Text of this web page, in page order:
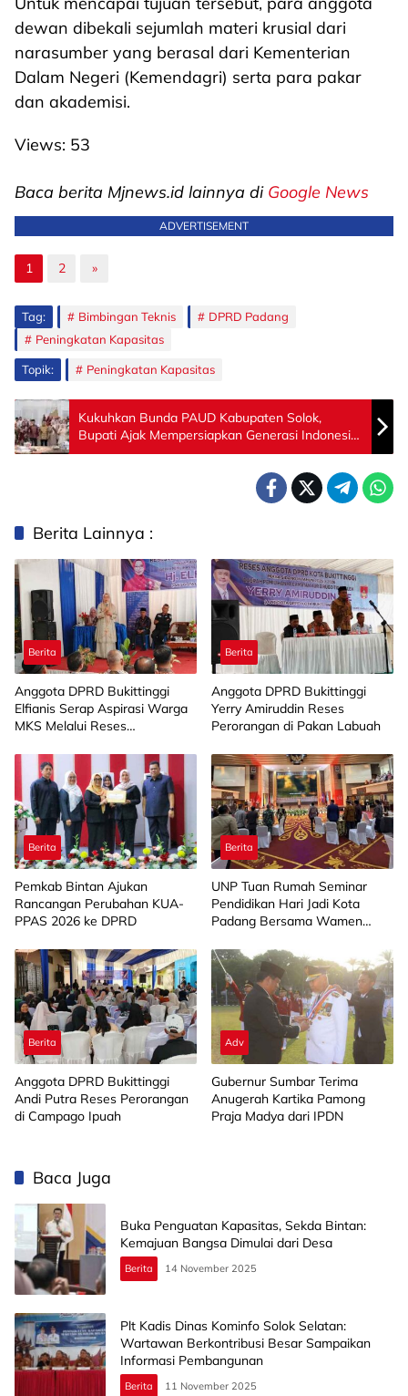
dewan dibekali sejumlah materi krusial dari
narasumber yang berasal dari Kementerian
Dalam Negeri (Kemendagri) serta para pakar
dan akademisi.
Views: 53
Baca berita Mjnews.id lainnya di Google News
ADVERTISEMENT
1 2 »
Tag: Bimbingan Teknis
DPRD Padang
Peningkatan Kapasitas
Topik: Peningkatan Kapasitas
Kukuhkan Bunda PAUD Kabupaten Solok,
Bupati Ajak Mempersiapkan Generasi Indonesia
Emas 2045
Berita Lainnya :
Berita
Anggota DPRD Bukittinggi
Elfianis Serap Aspirasi Warga
MKS Melalui Reses
Berita
Anggota DPRD Bukittinggi
Yerry Amiruddin Reses
Perorangan di Pakan Labuah
Berita
Pemkab Bintan Ajukan
Rancangan Perubahan KUA-
PPAS 2026 ke DPRD
Berita
UNP Tuan Rumah Seminar
Pendidikan Hari Jadi Kota
Padang Bersama Wamen
Malaysia
Berita
Anggota DPRD Bukittinggi
Andi Putra Reses Perorangan
di Campago Ipuah
Adv
Gubernur Sumbar Terima
Anugerah Kartika Pamong
Praja Madya dari IPDN
Baca Juga
Buka Penguatan Kapasitas, Sekda Bintan:
Kemajuan Bangsa Dimulai dari Desa
Berita 14 November 2025
Plt Kadis Dinas Kominfo Solok Selatan:
Wartawan Berkontribusi Besar Sampaikan
Informasi Pembangunan
Berita 11 November 2025